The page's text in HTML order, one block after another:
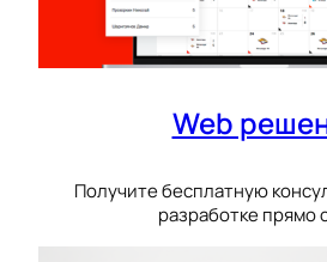
Web
Получите бесплатную
разработке прямо